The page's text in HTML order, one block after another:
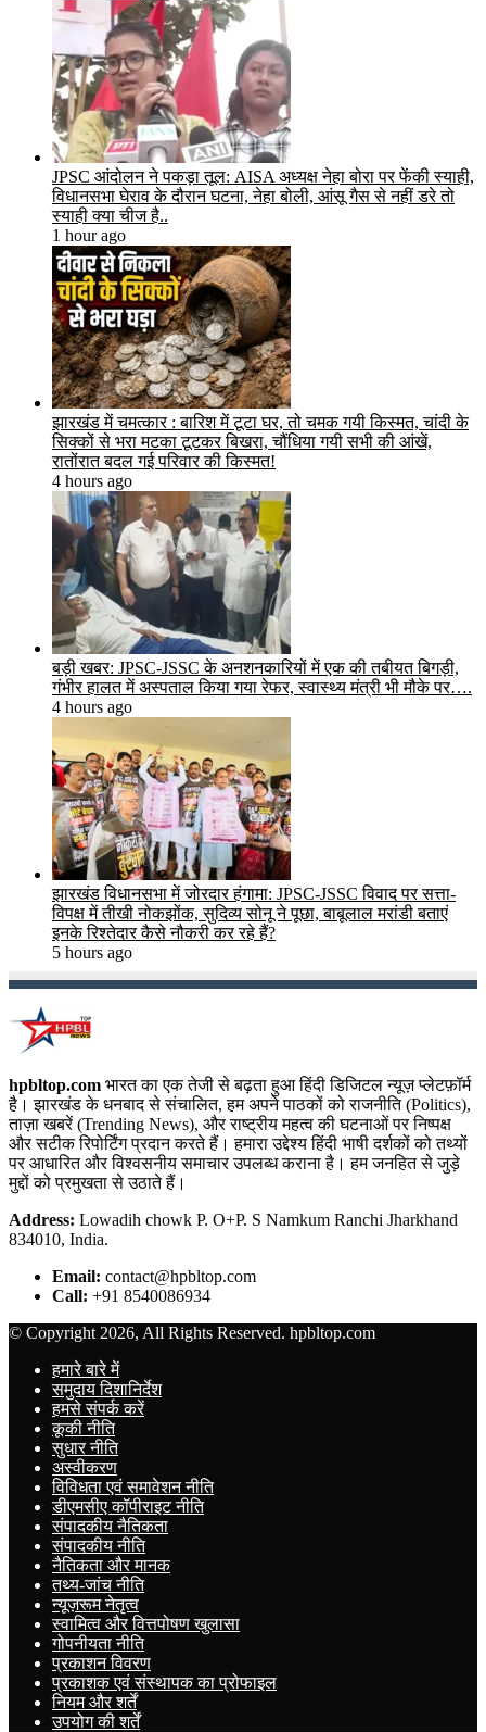
JPSC आंदोलन ने पकड़ा तूल: AISA अध्यक्ष नेहा बोरा पर फेंकी स्याही,
विधानसभा घेराव के दौरान घटना, नेहा बोली, आंसू गैस से नहीं डरे तो
स्याही क्या चीज है..
1 hour ago
झारखंड में चमत्कार : बारिश में टूटा घर, तो चमक गयी किस्मत, चांदी के
सिक्कों से भरा मटका टूटकर बिखरा, चौंधिया गयी सभी की आंखें,
रातोंरात बदल गई परिवार की किस्मत!
4 hours ago
बड़ी खबर: JPSC-JSSC के अनशनकारियों में एक की तबीयत बिगड़ी,
गंभीर हालत में अस्पताल किया गया रेफर, स्वास्थ्य मंत्री भी मौके पर….
4 hours ago
झारखंड विधानसभा में जोरदार हंगामा: JPSC-JSSC विवाद पर सत्ता-
विपक्ष में तीखी नोकझोंक, सुदिव्य सोनू ने पूछा, बाबूलाल मरांडी बताएं
इनके रिश्तेदार कैसे नौकरी कर रहे हैं?
5 hours ago
hpbltop.com भारत का एक तेजी से बढ़ता हुआ हिंदी डिजिटल न्यूज़ प्लेटफ़ॉर्म
है। झारखंड के धनबाद से संचालित, हम अपने पाठकों को राजनीति (Politics),
ताज़ा खबरें (Trending News), और राष्ट्रीय महत्व की घटनाओं पर निष्पक्ष
और सटीक रिपोर्टिंग प्रदान करते हैं। हमारा उद्देश्य हिंदी भाषी दर्शकों को तथ्यों
पर आधारित और विश्वसनीय समाचार उपलब्ध कराना है। हम जनहित से जुड़े
मुद्दों को प्रमुखता से उठाते हैं।
Address: Lowadih chowk P. O+P. S Namkum Ranchi Jharkhand
834010, India.
Email: contact@hpbltop.com
Call: +91 8540086934
© Copyright 2026, All Rights Reserved. hpbltop.com
हमारे बारे में
समुदाय दिशानिर्देश
हमसे संपर्क करें
कूकी नीति
सुधार नीति
अस्वीकरण
विविधता एवं समावेशन नीति
डीएमसीए कॉपीराइट नीति
संपादकीय नैतिकता
संपादकीय नीति
नैतिकता और मानक
तथ्य-जांच नीति
न्यूज़रूम नेतृत्व
स्वामित्व और वित्तपोषण खुलासा
गोपनीयता नीति
प्रकाशन विवरण
प्रकाशक एवं संस्थापक का प्रोफाइल
नियम और शर्तें
उपयोग की शर्तें